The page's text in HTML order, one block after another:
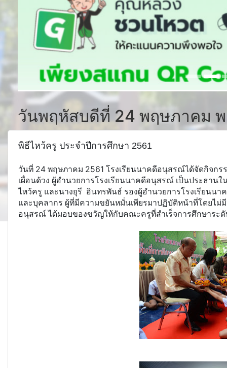
Previous
วันพฤหัสบดีที่ 24 พฤษภาคม
พิธีไหว้ครู ประจำปีการศึกษา 2561
วันที่ 24 พฤษภาคม 2561 โรงเรียนนาคดีอนุสรณ์ได้จัดกิจก
เผื่อนด้วง ผู้อำนวยการโรงเรียนนาคดีอนุสรณ์ เป็นประธาน
ไหว้ครู และนางยุรี อินทรพันธ์ รองผู้อำนวยการโรงเรียน
และบุคลากร ผู้ที่มีความขยันหมั่นเพียรมาปฏิบัติหน้าที่โดยไ
อนุสรณ์ ได้มอบของขวัญให้กับคณะครูที่สำเร็จการศึกษาระ